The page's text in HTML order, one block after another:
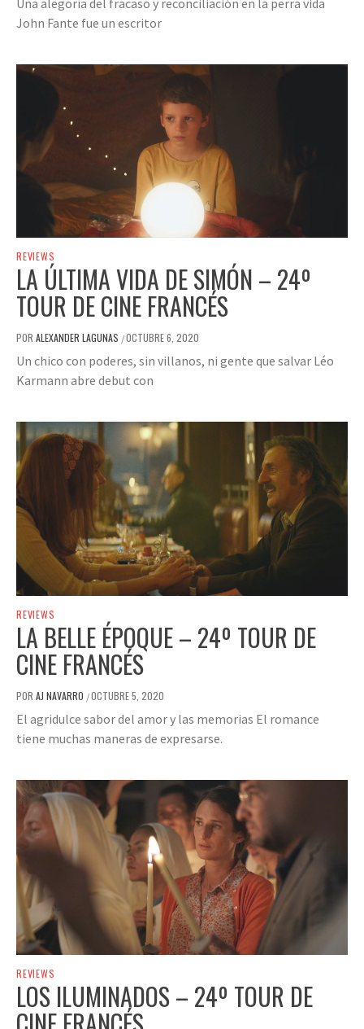
John Fante fue un escritor
REVIEWS
LA ÚLTIMA VIDA DE SIMÓN – 24º
TOUR DE CINE FRANCÉS
POR ALEXANDER LAGUNAS /OCTUBRE 6, 2020
Un chico con poderes, sin villanos, ni gente que salvar Léo
Karmann abre debut con
REVIEWS
LA BELLE ÉPOQUE – 24º TOUR DE
CINE FRANCÉS
POR AJ NAVARRO /OCTUBRE 5, 2020
El agridulce sabor del amor y las memorias El romance
tiene muchas maneras de expresarse.
REVIEWS
LOS ILUMINADOS – 24º TOUR DE